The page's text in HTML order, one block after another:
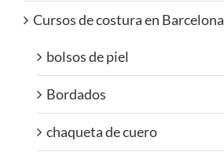
Cursos de costura en Barcelona
bolsos de piel
Bordados
chaqueta de cuero